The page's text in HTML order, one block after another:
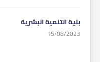
بنية التنمية البشرية
15/08/2023